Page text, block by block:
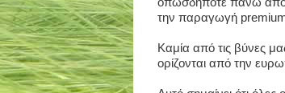
την παραγωγή
Καμία από τις βύνες
ορίζονται από την